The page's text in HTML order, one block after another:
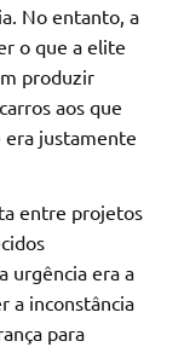
No entanto, a
o que a elite
produzir
aos que
era justamente
entre projetos
urgência era a
a inconstância
para